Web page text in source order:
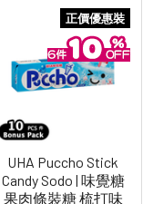
正價優惠裝
UHA Puccho Stick
Candy Sodo | 味覺糖
果肉條裝糖 梳打味